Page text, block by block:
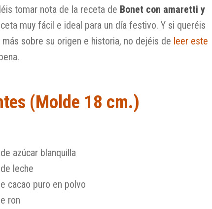
tomar nota de la receta de Bonet con amaretti y
muy fácil e ideal para un día festivo. Y si queréis
sobre su origen e historia, no dejéis de leer este
(Molde 18 cm.)
azúcar blanquilla
leche
cacao puro en polvo
ron